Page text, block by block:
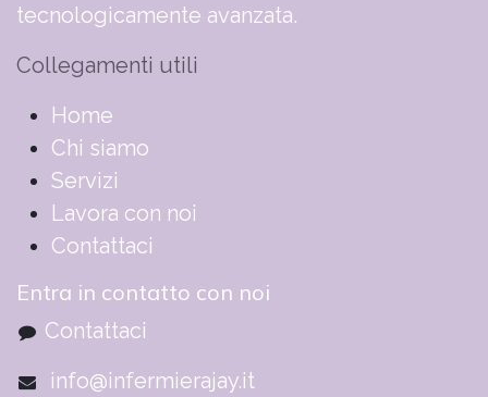
tecnologicamente avanzata.
Collegamenti utili
​​​​​​​​​​​​​​​​H​o​m​e
Chi siamo
Servizi
Lavora con noi
Contattaci
Entra in contatto con noi
Contattaci
info@infermierajay.it